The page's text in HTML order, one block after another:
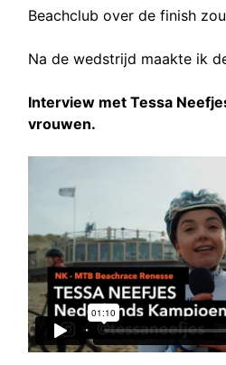
Beachclub over de finish
Na de wedstrijd maakte ik
Interview met Tessa
vrouwen.